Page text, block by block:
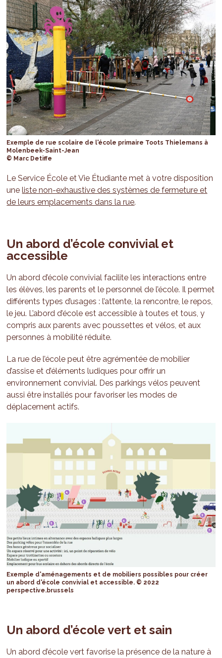
Exemple de rue scolaire de l'école primaire Toots Thielemans à
Molenbeek-Saint-Jean
© Marc Detiffe
Le Service École et Vie Étudiante met à votre disposition
uneliste non-exhaustive des systèmes de fermeture et
de leurs emplacements dans la rue.
Un abord d’école convivial et
accessible
Un abord d’école convivial facilite les interactions entre
les élèves, les parents et le personnel de l’école. Il permet
différents types d’usages : l’attente, la rencontre, le repos,
le jeu. L’abord d’école est accessible à toutes et tous, y
compris aux parents avec poussettes et vélos, et aux
personnes à mobilité réduite.
La rue de l’école peut être agrémentée de mobilier
d’assise et d’éléments ludiques pour offrir un
environnement convivial. Des parkings vélos peuvent
aussi être installés pour favoriser les modes de
déplacement actifs.
Exemple d'aménagements et de mobiliers possibles pour créer
un abord d'école convivial et accessible. © 2022
perspective.brussels
Un abord d’école vert et sain
Un abord d’école vert favorise la présence de la nature à